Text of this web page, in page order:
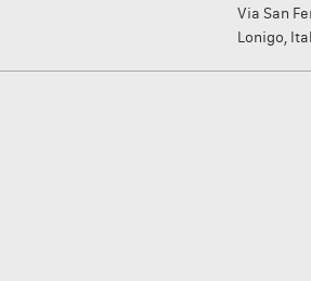
Via San
Lonigo,